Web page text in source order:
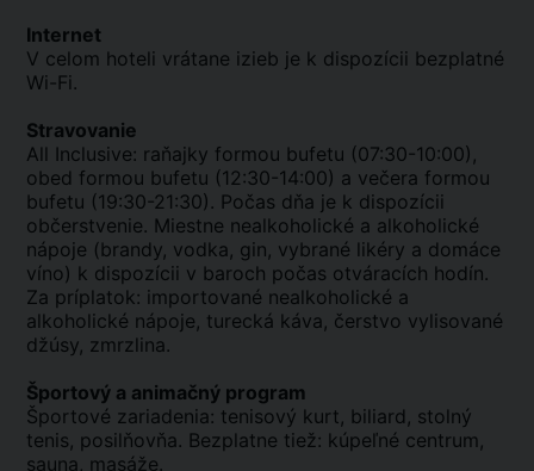
Internet
V celom hoteli vrátane izieb je k dispozícii bezplatné
Wi-Fi.
Stravovanie
All Inclusive: raňajky formou bufetu (07:30-10:00),
obed formou bufetu (12:30-14:00) a večera formou
bufetu (19:30-21:30). Počas dňa je k dispozícii
občerstvenie. Miestne nealkoholické a alkoholické
nápoje (brandy, vodka, gin, vybrané likéry a domáce
víno) k dispozícii v baroch počas otváracích hodín.
Za príplatok: importované nealkoholické a
alkoholické nápoje, turecká káva, čerstvo vylisované
džúsy, zmrzlina.
Športový a animačný program
Športové zariadenia: tenisový kurt, biliard, stolný
tenis, posilňovňa. Bezplatne tiež: kúpeľné centrum,
sauna, masáže.